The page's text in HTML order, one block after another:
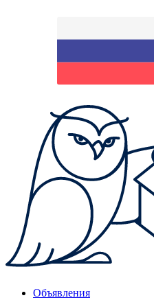
Объявления